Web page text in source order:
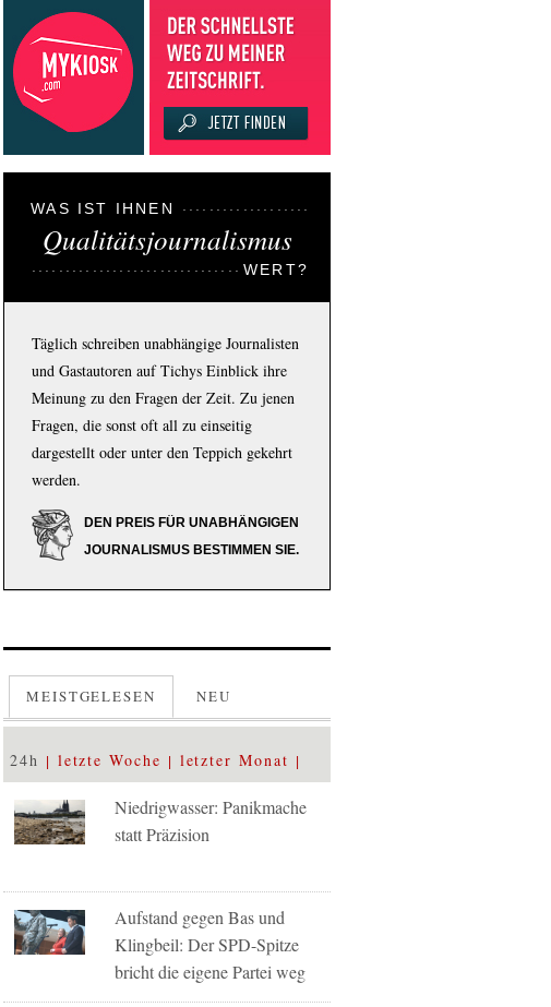
WAS IST IHNEN
Qualitätsjournalismus
WERT?
Täglich schreiben unabhängige Journalisten
und Gastautoren auf Tichys Einblick ihre
Meinung zu den Fragen der Zeit. Zu jenen
Fragen, die sonst oft all zu einseitig
dargestellt oder unter den Teppich gekehrt
werden.
DEN PREIS FÜR UNABHÄNGIGEN
JOURNALISMUS BESTIMMEN SIE.
MEISTGELESEN NEU
24h letzte Woche letzter Monat
Niedrigwasser: Panikmache
statt Präzision
Aufstand gegen Bas und
Klingbeil: Der SPD-Spitze
bricht die eigene Partei weg